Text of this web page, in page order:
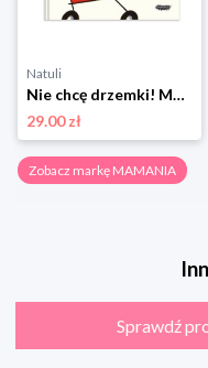
Natuli
Nie chcę drzemki! Mamania
29.00 zł
Zobacz markę MAMANIA
Sprawdź